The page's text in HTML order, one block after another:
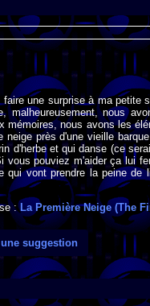
une surprise à ma petite
malheureusement, nous
mémoires, nous avons les
neige près d'une vieille
d'herbe et qui danse (ce
vous pouviez m'aider ça lui
qui vont prendre la peine de
:La Première Neige (The
suggestion